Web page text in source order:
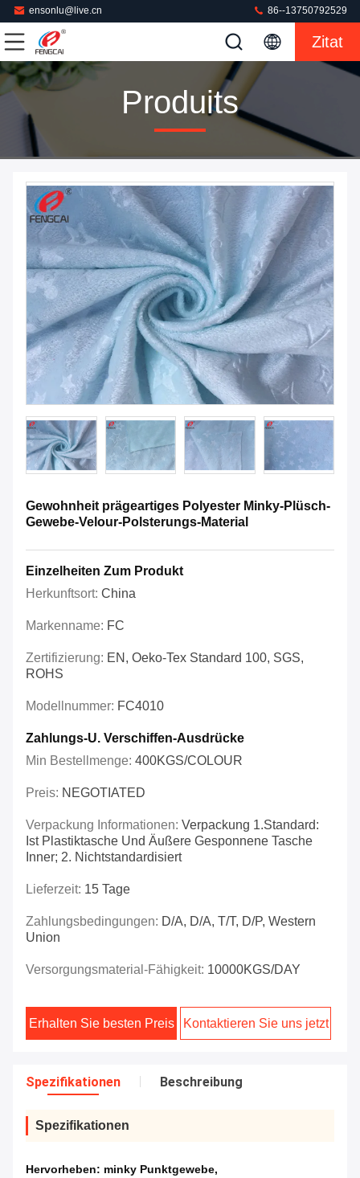
ensonlu@live.cn 86--13750792529
Zitat
Produits
Gewohnheit prägeartiges Polyester Minky-Plüsch-
Gewebe-Velour-Polsterungs-Material
Einzelheiten Zum Produkt
Herkunftsort: China
Markenname: FC
Zertifizierung: EN, Oeko-Tex Standard 100, SGS,
ROHS
Modellnummer: FC4010
Zahlungs-U. Verschiffen-Ausdrücke
Min Bestellmenge: 400KGS/COLOUR
Preis: NEGOTIATED
Verpackung Informationen: Verpackung 1.Standard:
Ist Plastiktasche Und Äußere Gesponnene Tasche
Inner; 2. Nichtstandardisiert
Lieferzeit: 15 Tage
Zahlungsbedingungen: D/A, D/A, T/T, D/P, Western
Union
Versorgungsmaterial-Fähigkeit: 10000KGS/DAY
Erhalten Sie besten Preis Kontaktieren Sie uns jetzt
Spezifikationen Beschreibung
Spezifikationen
Hervorheben: minky Punktgewebe,